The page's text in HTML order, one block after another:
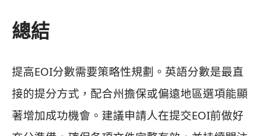
總結
提高EOI分數需要策略性規劃。英語分數是最直
接的提分方式，配合州擔保或偏遠地區選項能顯
著增加成功機會。建議申請人在提交EOI前做好